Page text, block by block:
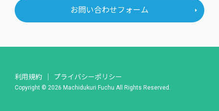
お問い合わせフォーム
利用規約 プライバシーポリシー
Copyright © 2026 Machidukuri Fuchu All Rights Reserved.